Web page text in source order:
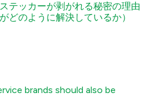
テッカーが剥がれる秘密の理由
どのように解決しているか）
brands should also be